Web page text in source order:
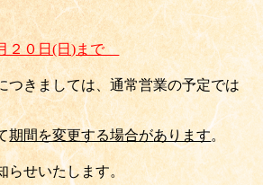
２０日(日)まで
つきましては、通常営業の予定では
期間を変更する場合があります。
らせいたします。